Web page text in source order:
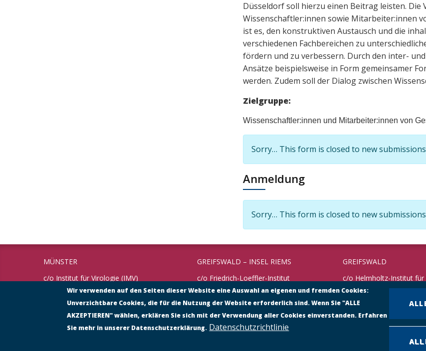
Düsseldorf soll hierzu einen Beitrag leisten. Die
Wissenschaftler:innen sowie Mitarbeiter:innen
ist es, den konstruktiven Austausch und die
verschiedenen Fachbereichen zu
fördern und zu verbessern. Durch den inter-
Ansätze beispielsweise in Form gemeinsamer
werden. Zudem soll der Dialog zwischen
Zielgruppe:
Wissenschaftler:innen und Mitarbeiter:innen von
Information message
Sorry… This form is closed to new
Anmeldung
Information message
Sorry… This form is closed to new
MÜNSTER
c/o Institut für Virologie (IMV)
Universität Münster
Von-Esmarch-Straße 56
48149 Münster
Tel.: 0251 – 835 30 11
GREIFSWALD – INSEL RIEMS
c/o Friedrich-Loeffler-Institut
Bundesforschungsinstitut für
Südufer 10
17493 Greifswald – Insel Riems
GREIFSWALD
c/o Helmholtz-Institut für
Fleischmannstraße 42
17489 Greifswald
Telefon: +49 3834 3916
https://www.helmholtz-
Wir verwenden auf den Seiten dieser Website eine Auswahl an eigenen und fremden Cookies:
Unverzichtbare Cookies, die für die Nutzung der Website erforderlich sind. Wenn Sie "ALLE
AKZEPTIEREN" wählen, erklären Sie sich mit der Verwendung aller Cookies einverstanden. Erfahren
Sie mehr in unserer Datenschutzerklärung. Datenschutzrichtlinie